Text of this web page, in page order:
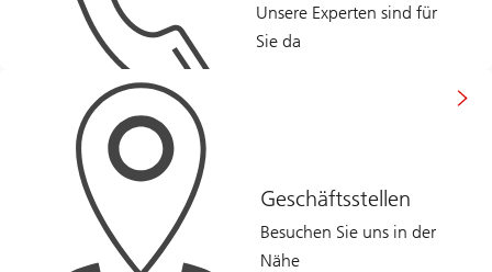
Unsere Experten sind für
Sie da
Geschäftsstellen
Besuchen Sie uns in der
Nähe